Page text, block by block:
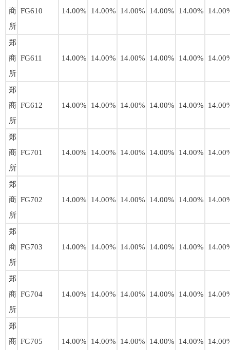
商
所
FG610 14.00% 14.00% 14.00% 14.00% 14.00%
郑
商
所
FG611 14.00% 14.00% 14.00% 14.00% 14.00%
郑
商
所
FG612 14.00% 14.00% 14.00% 14.00% 14.00%
郑
商
所
FG701 14.00% 14.00% 14.00% 14.00% 14.00%
郑
商
所
FG702 14.00% 14.00% 14.00% 14.00% 14.00%
郑
商
所
FG703 14.00% 14.00% 14.00% 14.00% 14.00%
郑
商
所
FG704 14.00% 14.00% 14.00% 14.00% 14.00%
郑
商 FG705 14.00% 14.00% 14.00% 14.00% 14.00%